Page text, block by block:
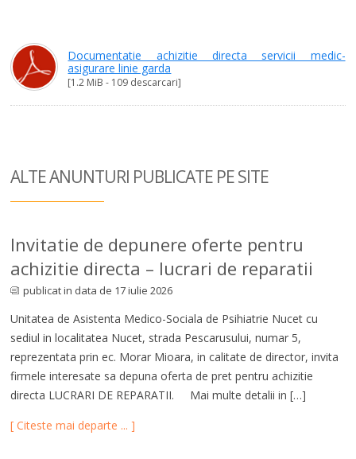
Documentatie achizitie directa servicii medic-
asigurare linie garda
[1.2 MiB - 109 descarcari]
ALTE ANUNTURI PUBLICATE PE SITE
Invitatie de depunere oferte pentru
achizitie directa – lucrari de reparatii
publicat in data de 17 iulie 2026
Unitatea de Asistenta Medico-Sociala de Psihiatrie Nucet cu
sediul in localitatea Nucet, strada Pescarusului, numar 5,
reprezentata prin ec. Morar Mioara, in calitate de director, invita
firmele interesate sa depuna oferta de pret pentru achizitie
directa LUCRARI DE REPARATII. Mai multe detalii in […]
[ Citeste mai departe ... ]